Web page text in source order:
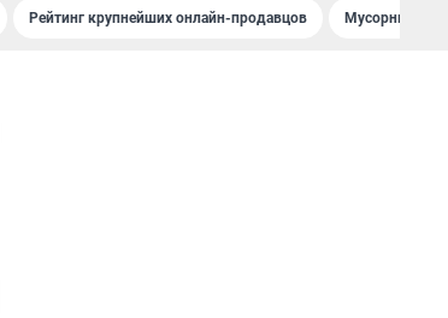
Рейтинг крупнейших онлайн-продавцов Мусорный